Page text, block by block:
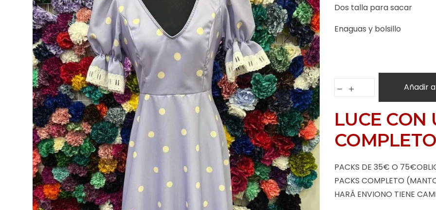
Dos talla para sacar
Enaguas y bolsillo
Añadir
LUCE CON
PACKS DE 35€ O
PACKS COMPLETO
HARÁ ENVIONO TIENE